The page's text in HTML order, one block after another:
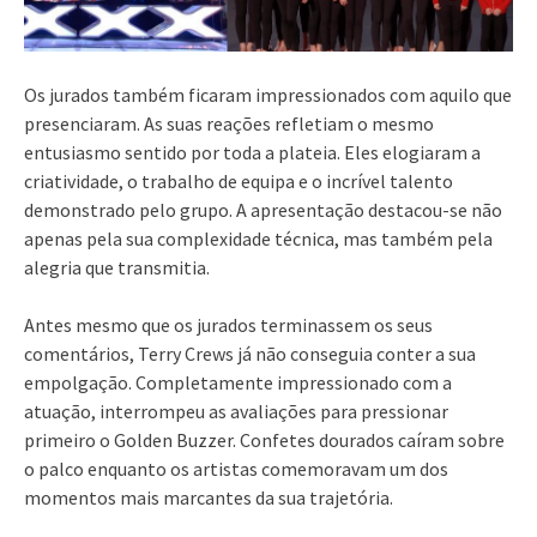
Os jurados também ficaram impressionados com aquilo que
presenciaram. As suas reações refletiam o mesmo
entusiasmo sentido por toda a plateia. Eles elogiaram a
criatividade, o trabalho de equipa e o incrível talento
demonstrado pelo grupo. A apresentação destacou-se não
apenas pela sua complexidade técnica, mas também pela
alegria que transmitia.
Antes mesmo que os jurados terminassem os seus
comentários, Terry Crews já não conseguia conter a sua
empolgação. Completamente impressionado com a
atuação, interrompeu as avaliações para pressionar
primeiro o Golden Buzzer. Confetes dourados caíram sobre
o palco enquanto os artistas comemoravam um dos
momentos mais marcantes da sua trajetória.